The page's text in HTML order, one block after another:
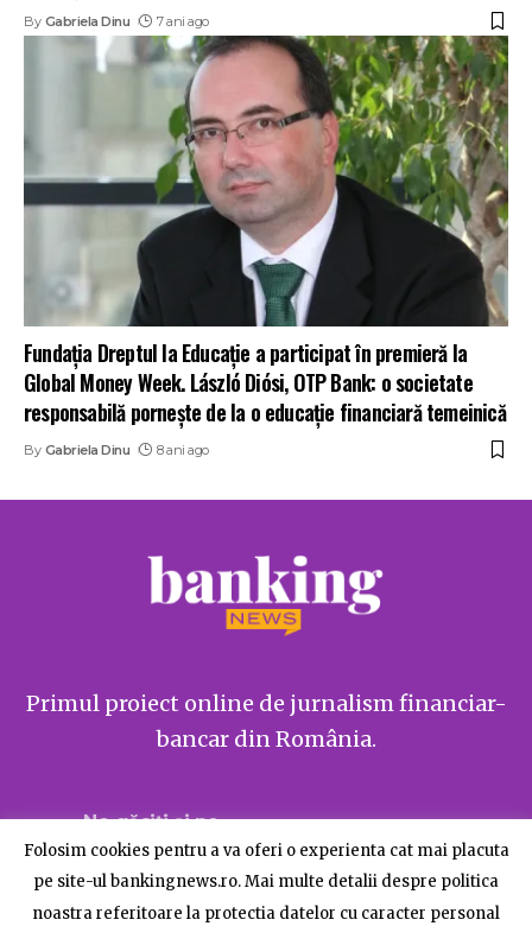
By Gabriela Dinu 7 ani ago
Fundația Dreptul la Educație a participat în premieră la
Global Money Week. László Diósi, OTP Bank: o societate
responsabilă pornește de la o educație financiară temeinică
By Gabriela Dinu 8 ani ago
Primul proiect online de jurnalism financiar-
bancar din România.
Ne găsiți și pe
Folosim cookies pentru a va oferi o experienta cat mai placuta
pe site-ul bankingnews.ro. Mai multe detalii despre politica
noastra referitoare la protectia datelor cu caracter personal